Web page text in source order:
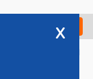
Check in
x